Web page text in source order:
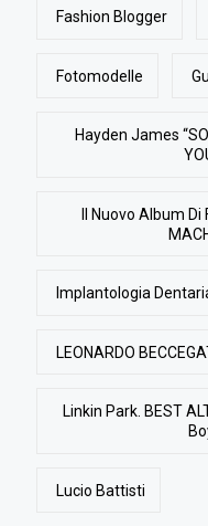
Fashion Blogger
Fotomodelle
Hayden James
Il Nuovo Album Di
Implantologia
LEONARDO
Linkin Park. BEST
Lucio Battisti